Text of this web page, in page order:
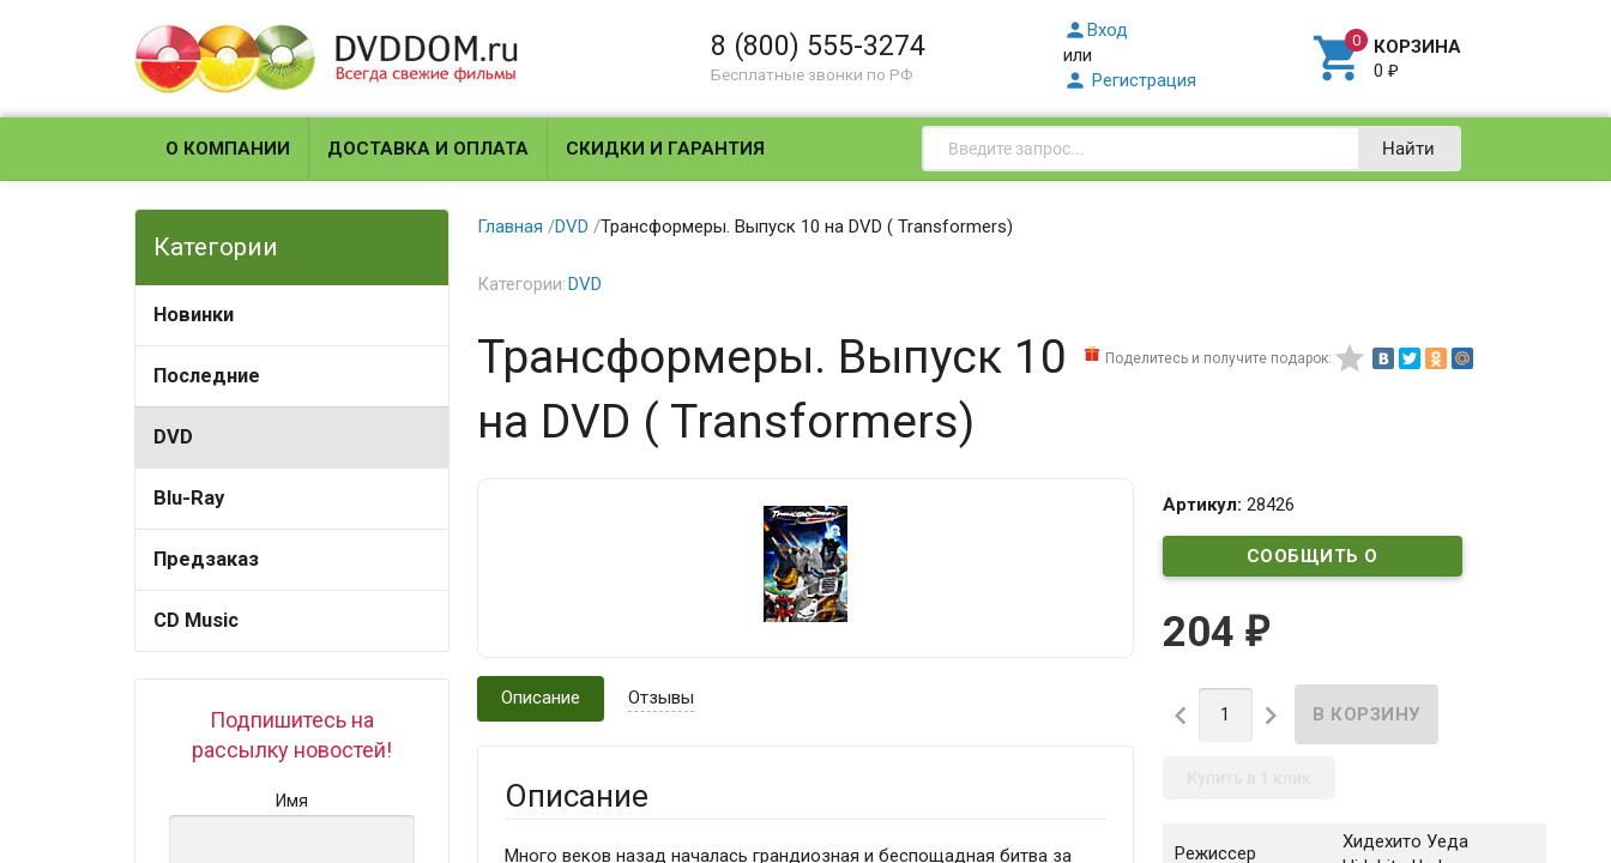
8 (800) 555-3274
Бесплатные звонки по РФ
Вход
или
 Регистрация  КОРЗИНА
0₽
О КОМПАНИИ ДОСТАВКА И ОПЛАТА СКИДКИ И ГАРАНТИЯ Найти
Категории
Новинки
Последние
DVD
Blu-Ray
Предзаказ
CD Music
Подпишитесь на
рассылку новостей!
Имя
Главная /DVD /Трансформеры. Выпуск 10 на DVD ( Transformers)
Категории:DVD
Поделитесь и получите подарок: 
Трансформеры. Выпуск 10
на DVD ( Transformers)
Артикул: 28426
СООБЩИТЬ О
204 ₽
 
Режиссер
Хидехито Уеда
Описание Отзывы
Описание
Много веков назад началась грандиозная и беспощадная битва за